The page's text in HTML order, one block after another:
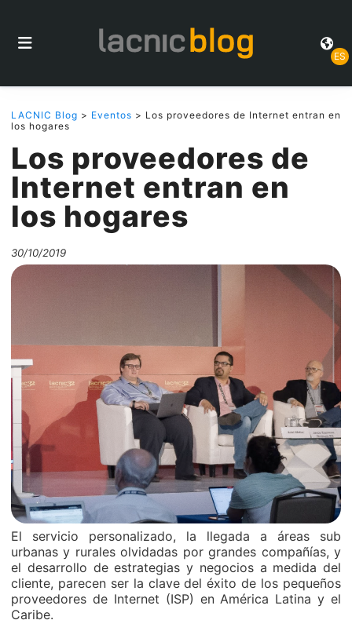
ES
LACNIC Blog > Eventos > Los proveedores de Internet entran en
los hogares
Los proveedores de
Internet entran en
los hogares
30/10/2019
El servicio personalizado, la llegada a áreas sub
urbanas y rurales olvidadas por grandes compañías, y
el desarrollo de estrategias y negocios a medida del
cliente, parecen ser la clave del éxito de los pequeños
proveedores de Internet (ISP) en América Latina y el
Caribe.